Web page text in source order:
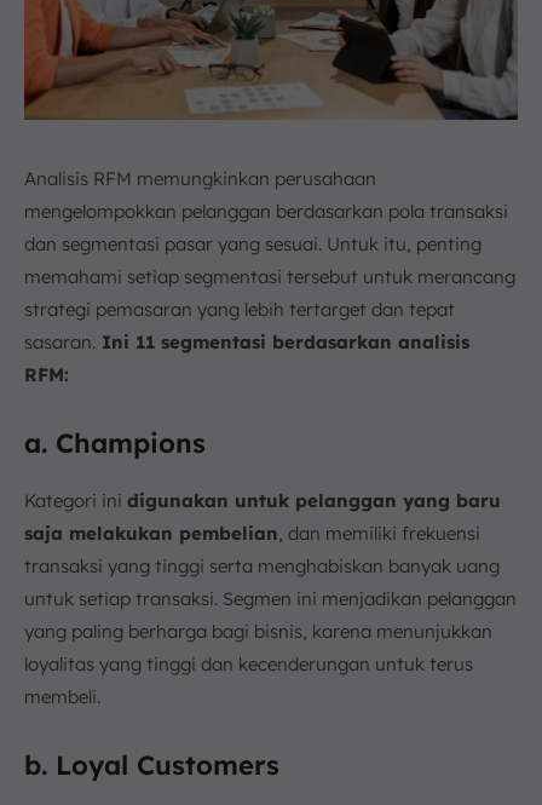
Analisis RFM memungkinkan perusahaan
mengelompokkan pelanggan berdasarkan pola transaksi
dan segmentasi pasar yang sesuai. Untuk itu, penting
memahami setiap segmentasi tersebut untuk merancang
strategi pemasaran yang lebih tertarget dan tepat
sasaran. Ini 11 segmentasi berdasarkan analisis
RFM:
a. Champions
Kategori ini digunakan untuk pelanggan yang baru
saja melakukan pembelian, dan memiliki frekuensi
transaksi yang tinggi serta menghabiskan banyak uang
untuk setiap transaksi. Segmen ini menjadikan pelanggan
yang paling berharga bagi bisnis, karena menunjukkan
loyalitas yang tinggi dan kecenderungan untuk terus
membeli.
b. Loyal Customers